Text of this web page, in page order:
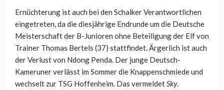
Ernüchterung ist auch bei den Schalker Verantwortlichen
eingetreten, da die diesjährige Endrunde um die Deutsche
Meisterschaft der B-Junioren ohne Beteiligung der Elf von
Trainer Thomas Bertels (37) stattfindet. Ärgerlich ist auch
der Verlust von Ndong Penda. Der junge Deutsch-
Kameruner verlässt im Sommer die Knappenschmiede und
wechselt zur TSG Hoffenheim. Das vermeldetSky.